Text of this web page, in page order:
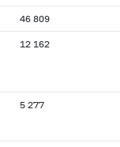
46 809
12 162
5 277